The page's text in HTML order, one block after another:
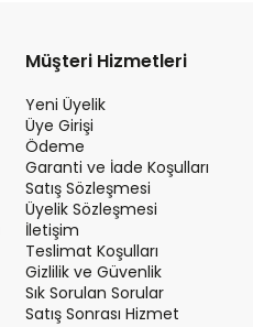
Müşteri Hizmetleri
Yeni Üyelik
Üye Girişi
Ödeme
Garanti ve İade Koşulları
Satış Sözleşmesi
Üyelik Sözleşmesi
İletişim
Teslimat Koşulları
Gizlilik ve Güvenlik
Sık Sorulan Sorular
Satış Sonrası Hizmet